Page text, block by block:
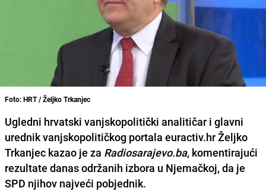
Foto: HRT / Željko Trkanjec
Ugledni hrvatski vanjskopolitički analitičar i glavni
urednik vanjskopolitičkog portala euractiv.hrŽeljko
Trkanjec kazao je za Radiosarajevo.ba, komentirajući
rezultate danas održanih izbora u Njemačkoj, da je
SPD njihov najveći pobjednik.